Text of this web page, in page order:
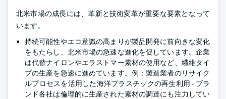
北米市場の成長には、革新と技術変革が重要な要素となって
います。
持続可能性やエコ意識の高まりが製品開発に前向きな変化
をもたらし、北米市場の急速な進化を促しています。企業
は代替ナイロンやエラストマー素材の使用など、繊維タイ
プの生産を急速に進めています。例：製造業者のリサイク
ルプロセスを活用した海洋プラスチックの再生利用 - ブラ
ンド各社は倫理的に生産された素材の調達にも注力してい